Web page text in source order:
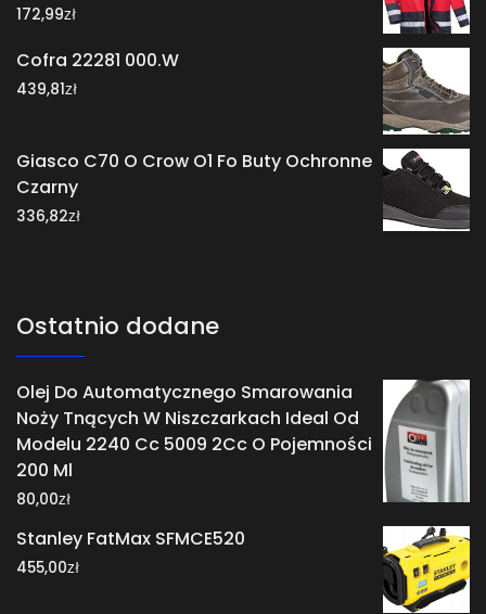
172,99zł
Cofra 22281 000.W
439,81zł
Giasco C70 O Crow O1 Fo Buty Ochronne
Czarny
336,82zł
Ostatnio dodane
Olej Do Automatycznego Smarowania
Noży Tnących W Niszczarkach Ideal Od
Modelu 2240 Cc 5009 2Cc O Pojemności
200 Ml
80,00zł
Stanley FatMax SFMCE520
455,00zł